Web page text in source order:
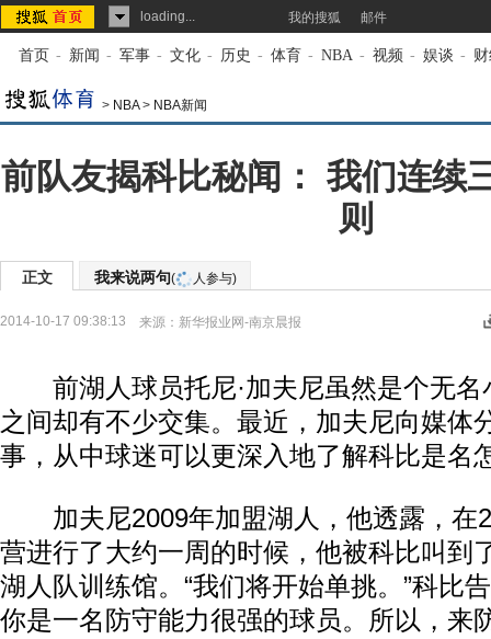
loading... 我的搜狐 邮件
首页 - 新闻 - 军事 - 文化 - 历史 - 体育 - NBA - 视频 - 娱谈 -
> NBA> NBA新闻
前队友揭科比秘闻： 我们连续
则
正文 我来说两句( 人参与)
2014-10-17 09:38:13 来源： 新华报业网-南京晨报
前湖人球员托尼·加夫尼虽然是个无名
之间却有不少交集。最近，加夫尼向媒体
事，从中球迷可以更深入地了解科比是名
加夫尼2009年加盟湖人，他透露，在
营进行了大约一周的时候，他被科比叫到
湖人队训练馆。“我们将开始单挑。”科比
你是一名防守能力很强的球员。所以，来